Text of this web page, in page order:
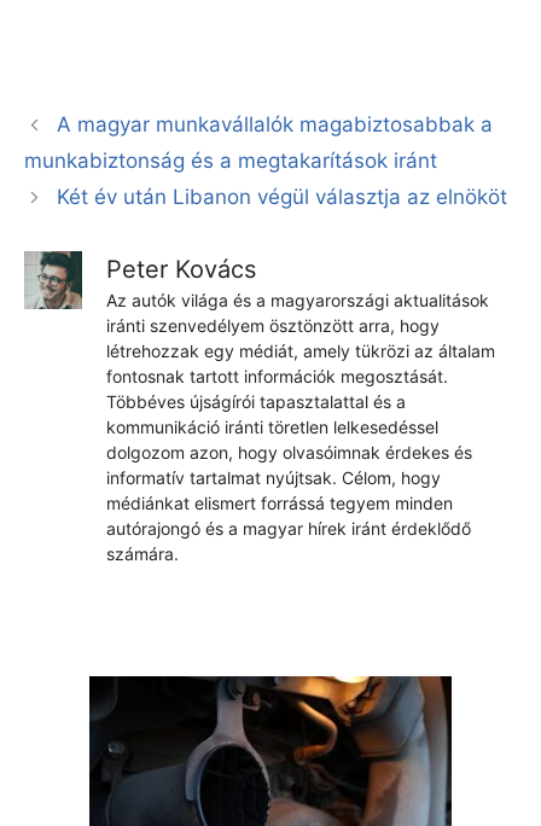
A magyar munkavállalók magabiztosabbak a
munkabiztonság és a megtakarítások iránt
Két év után Libanon végül választja az elnököt
Peter Kovács
Az autók világa és a magyarországi aktualitások
iránti szenvedélyem ösztönzött arra, hogy
létrehozzak egy médiát, amely tükrözi az általam
fontosnak tartott információk megosztását.
Többéves újságírói tapasztalattal és a
kommunikáció iránti töretlen lelkesedéssel
dolgozom azon, hogy olvasóimnak érdekes és
informatív tartalmat nyújtsak. Célom, hogy
médiánkat elismert forrássá tegyem minden
autórajongó és a magyar hírek iránt érdeklődő
számára.